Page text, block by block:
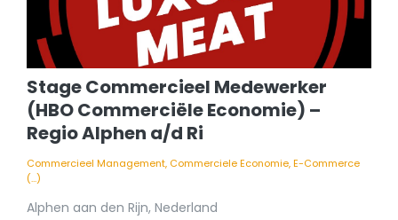
Stage Commercieel Medewerker
(HBO Commerciële Economie) –
Regio Alphen a/d Ri
Commercieel Management, Commerciele Economie, E-Commerce
(...)
Alphen aan den Rijn, Nederland